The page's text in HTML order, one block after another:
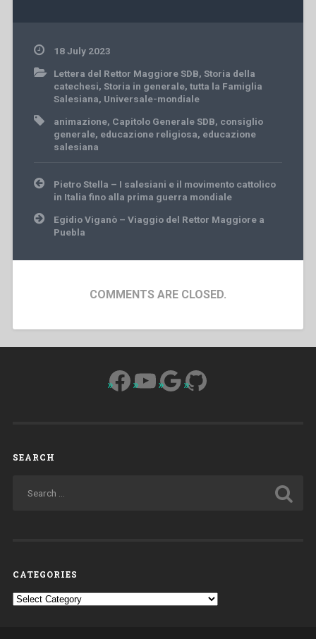
18 July 2023
Lettera del Rettor Maggiore SDB, Storia della
catechesi, Storia in generale, tutta la Famiglia
Salesiana, Universale-mondiale
animazione, Capitolo Generale SDB, consiglio
generale, educazione religiosa, educazione
salesiana
Post
navigation
Pietro Stella – I salesiani e il movimento cattolico
in Italia fino alla prima guerra mondiale
Egidio Viganò – Viaggio del Rettor Maggiore a
Puebla
COMMENTS ARE CLOSED.
Facebook
YouTube
Google
GitHub
SEARCH
CATEGORIES
Categories